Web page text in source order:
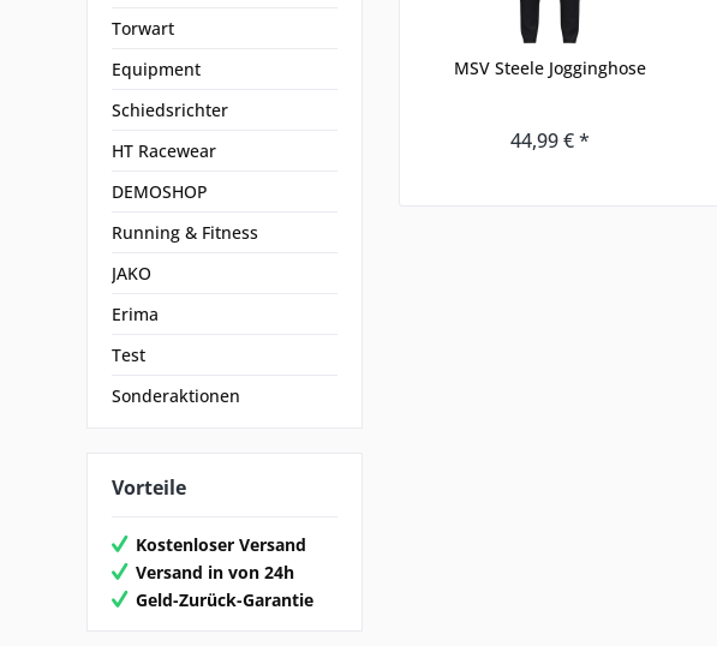
Torwart
Equipment
Schiedsrichter
HT Racewear
DEMOSHOP
Running & Fitness
JAKO
Erima
Test
Sonderaktionen
Vorteile
Kostenloser Versand
Versand in von 24h
Geld-Zurück-Garantie
MSV Steele Jogginghose
44,99 € *